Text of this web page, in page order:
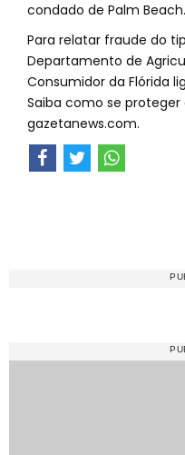
condado de Palm Beach.
Para relatar fraude do
Departamento de
Consumidor da Flórida
Saiba como se proteger
gazetanews.com.